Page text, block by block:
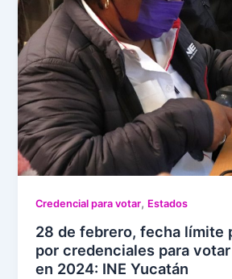
Credencial para votar, Estados
28 de febrero, fecha límite
por credenciales para
en 2024: INE Yucatán